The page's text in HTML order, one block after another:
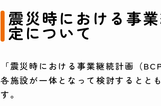
震災時における事
定について
「震災時における事業継続計画（
各施設が一体となって検討するとと
す。